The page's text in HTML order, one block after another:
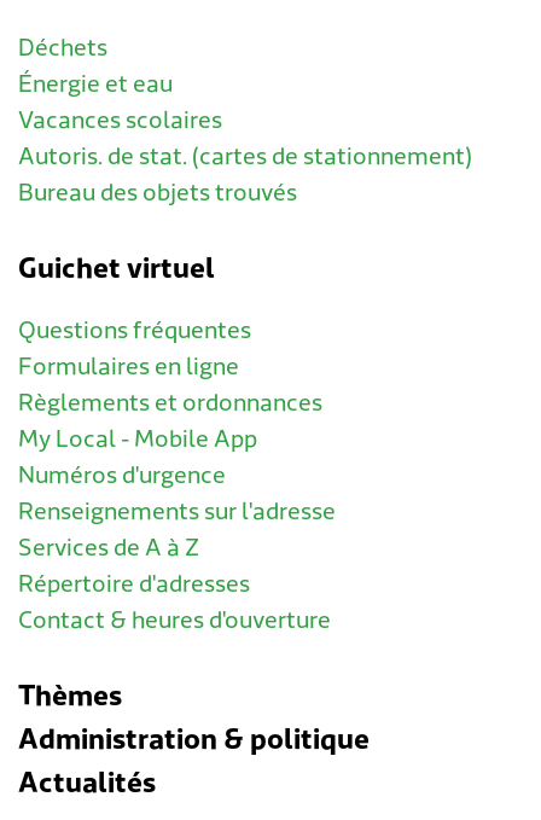
Déchets
Énergie et eau
Vacances scolaires
Autoris. de stat. (cartes de stationnement)
Bureau des objets trouvés
Guichet virtuel
Questions fréquentes
Formulaires en ligne
Règlements et ordonnances
My Local - Mobile App
Numéros d'urgence
Renseignements sur l'adresse
Services de A à Z
Répertoire d'adresses
Contact & heures d'ouverture
Thèmes
Administration & politique
Actualités